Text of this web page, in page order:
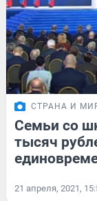
СТРАНА И
Семьи со
тысяч
21 апреля, 2021,